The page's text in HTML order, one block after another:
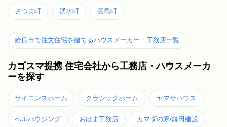
さつま町 湧水町 長島町
姶良市で注文住宅を建てるハウスメーカー・工務店一覧
カゴスマ提携 住宅会社から工務店・ハウスメーカ
ーを探す
サイエンスホーム クラシックホーム ヤマサハウス
ベルハウジング おばま工務店 カマダの家/鎌田建設